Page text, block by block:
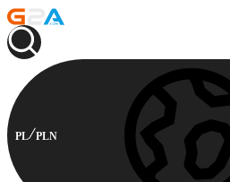
PL PLN